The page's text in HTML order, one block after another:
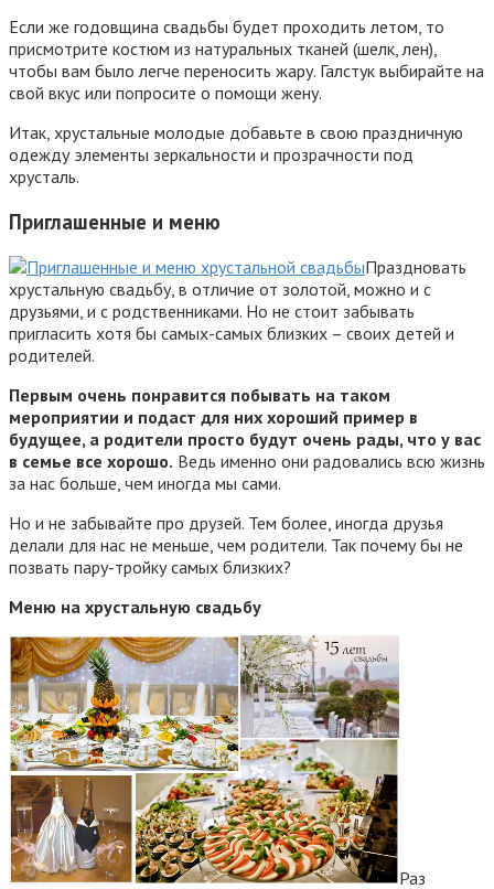
Если же годовщина свадьбы будет проходить летом, то
присмотрите костюм из натуральных тканей (шелк, лен),
чтобы вам было легче переносить жару. Галстук выбирайте на
свой вкус или попросите о помощи жену.
Итак, хрустальные молодые добавьте в свою праздничную
одежду элементы зеркальности и прозрачности под
хрусталь.
Приглашенные и меню
Праздновать
хрустальную свадьбу, в отличие от золотой, можно и с
друзьями, и с родственниками. Но не стоит забывать
пригласить хотя бы самых-самых близких – своих детей и
родителей.
Первым очень понравится побывать на таком
мероприятии и подаст для них хороший пример в
будущее, а родители просто будут очень рады, что у вас
в семье все хорошо. Ведь именно они радовались всю жизнь
за нас больше, чем иногда мы сами.
Но и не забывайте про друзей. Тем более, иногда друзья
делали для нас не меньше, чем родители. Так почему бы не
позвать пару-тройку самых близких?
Меню на хрустальную свадьбу
Раз